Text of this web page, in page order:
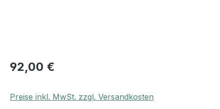
92,00 €
Preise inkl. MwSt. zzgl. Versandkosten